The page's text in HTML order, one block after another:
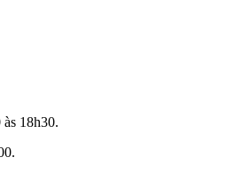
às 18h30.